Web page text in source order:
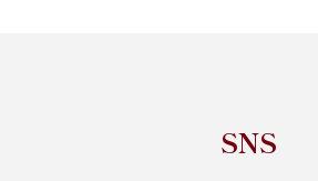
SNS